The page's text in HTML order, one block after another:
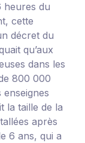
heures du
cette
décret du
qu’aux
dans les
800 000
la taille de la
après
6 ans, qui a